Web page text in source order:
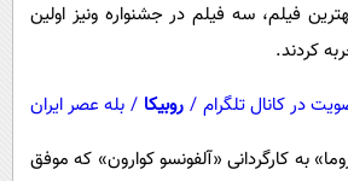
بین الملل
حیات وحش
سیاست خارجی
فیلم، سه فیلم در جشنواره ونیز اولین
کردند.
در کانال تلگرام / روبیکا / بله عصر ایران
به کارگردانی «آلفونسو کوارون» که موفق